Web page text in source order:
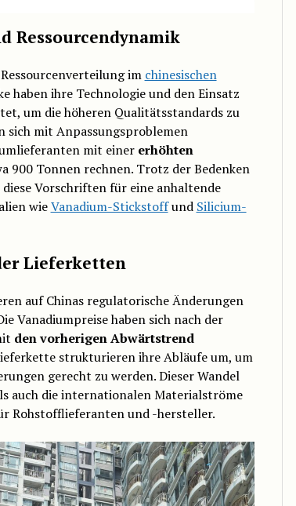
Ressourcendynamik
im chinesischen
haben ihre Technologie und den Einsatz
um die höheren Qualitätsstandards zu
sich mit Anpassungsproblemen
mit einererhöhten
900 Tonnen rechnen. Trotz der Bedenken
Vorschriften für eine anhaltende
wieVanadium-Stickstoffund Silicium-
Lieferketten
auf Chinas regulatorische Änderungen
Vanadiumpreise haben sich nach der
den vorherigen Abwärtstrend
strukturieren ihre Abläufe um, um
gerecht zu werden. Dieser Wandel
auch die internationalen Materialströme
Rohstofflieferanten und -hersteller.